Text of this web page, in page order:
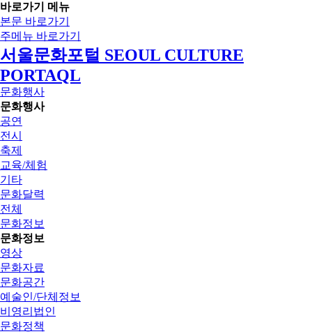
바로가기 메뉴
본문 바로가기
주메뉴 바로가기
서울문화포털 SEOUL CULTURE
PORTAQL
문화행사
문화행사
공연
전시
축제
교육/체험
기타
문화달력
전체
문화정보
문화정보
영상
문화자료
문화공간
예술인/단체정보
비영리법인
문화정책